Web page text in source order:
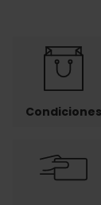
Condiciones